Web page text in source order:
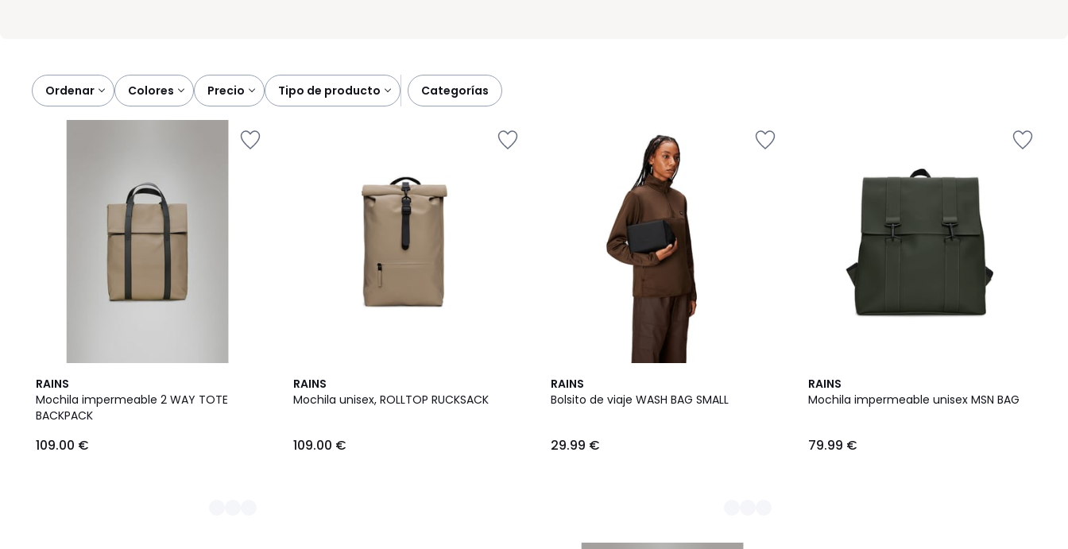
Ordenar colores precio tipo de producto categorías
RAINS
Mochila impermeable 2 WAY TOTE
BACKPACK
€.
109.00 €
3
Colores
RAINS
Mochila unisex, ROLLTOP RUCKSACK
109.00 €
RAINS
Bolsito de viaje WASH BAG SMALL
29.99 €
3
Colores
RAINS
Mochila impermeable unisex MSN BAG
79.99 €